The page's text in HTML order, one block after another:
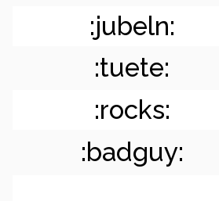
:jubeln:
:tuete:
:rocks:
:badguy: